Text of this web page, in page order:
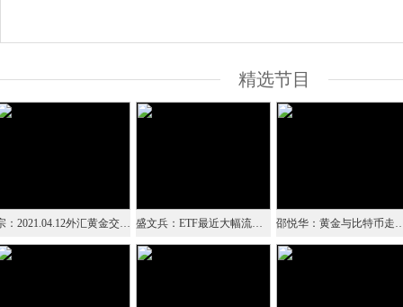
精选节目
宗：2021.04.12外汇黄金交易解盘 盛文兵：ETF最近大幅流出 黄金会继续创新低吗? 邵悦华：黄金与比特